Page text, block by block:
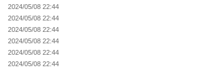
2024/05/08 22:44
2024/05/08 22:44
2024/05/08 22:44
2024/05/08 22:44
2024/05/08 22:44
2024/05/08 22:44